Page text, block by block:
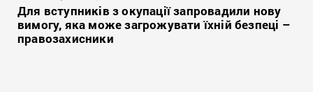
Для вступників з окупації запровадили нову
вимогу, яка може загрожувати їхній безпеці –
правозахисники